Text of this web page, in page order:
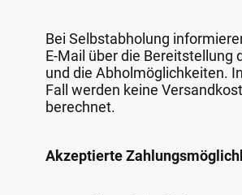
Bei Selbstabholung
E-Mail über die Bereitstellung
und die Abholmöglichkeiten.
Fall werden keine
berechnet.
Akzeptierte